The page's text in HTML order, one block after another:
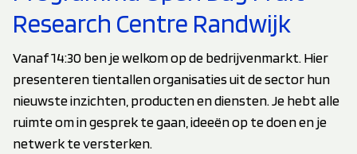
Research Centre Randwijk
Vanaf 14:30 ben je welkom op de bedrijvenmarkt. Hier
presenteren tientallen organisaties uit de sector hun
nieuwste inzichten, producten en diensten. Je hebt alle
ruimte om in gesprek te gaan, ideeën op te doen en je
netwerk te versterken.